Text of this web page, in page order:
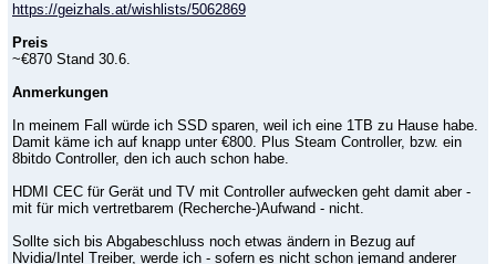
https://geizhals.at/wishlists/5062869
Preis
~€870 Stand 30.6.
Anmerkungen
In meinem Fall würde ich SSD sparen, weil ich eine 1TB zu Hause habe.
Damit käme ich auf knapp unter €800. Plus Steam Controller, bzw. ein
8bitdo Controller, den ich auch schon habe.
HDMI CEC für Gerät und TV mit Controller aufwecken geht damit aber -
mit für mich vertretbarem (Recherche-)Aufwand - nicht.
Sollte sich bis Abgabeschluss noch etwas ändern in Bezug auf
Nvidia/Intel Treiber, werde ich - sofern es nicht schon jemand anderer